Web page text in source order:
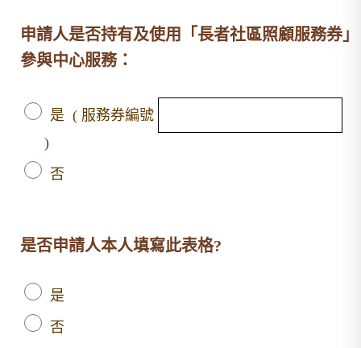
申請人是否持有及使用「長者社區照顧服務券」
參與中心服務：
是 ( 服務券編號
)
否
是否申請人本人填寫此表格?
是
否